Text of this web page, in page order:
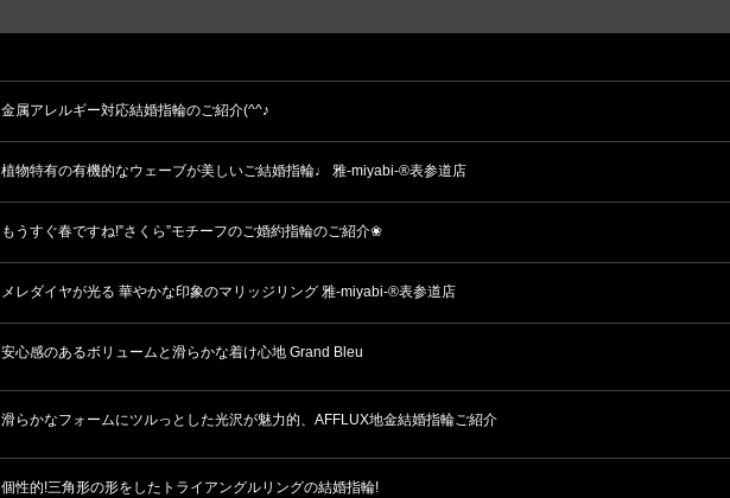
金属アレルギー対応結婚指輪のご紹介(^^♪
植物特有の有機的なウェーブが美しいご結婚指輪♩ 雅-miyabi-®表参道店
もうすぐ春ですね!”さくら”モチーフのご婚約指輪のご紹介❀
メレダイヤが光る 華やかな印象のマリッジリング 雅-miyabi-®表参道店
安心感のあるボリュームと滑らかな着け心地 Grand Bleu
滑らかなフォームにツルっとした光沢が魅力的、AFFLUX地金結婚指輪ご紹介
個性的!三角形の形をしたトライアングルリングの結婚指輪!